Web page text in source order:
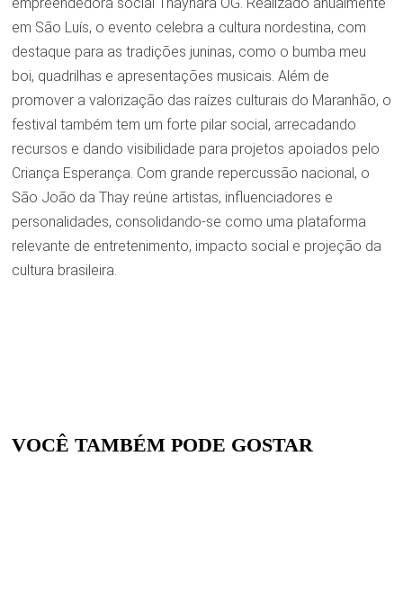
empreendedora social Thaynara OG. Realizado anualmente
em São Luís, o evento celebra a cultura nordestina, com
destaque para as tradições juninas, como o bumba meu
boi, quadrilhas e apresentações musicais. Além de
promover a valorização das raízes culturais do Maranhão, o
festival também tem um forte pilar social, arrecadando
recursos e dando visibilidade para projetos apoiados pelo
Criança Esperança. Com grande repercussão nacional, o
São João da Thay reúne artistas, influenciadores e
personalidades, consolidando-se como uma plataforma
relevante de entretenimento, impacto social e projeção da
cultura brasileira.
VOCÊ TAMBÉM PODE GOSTAR